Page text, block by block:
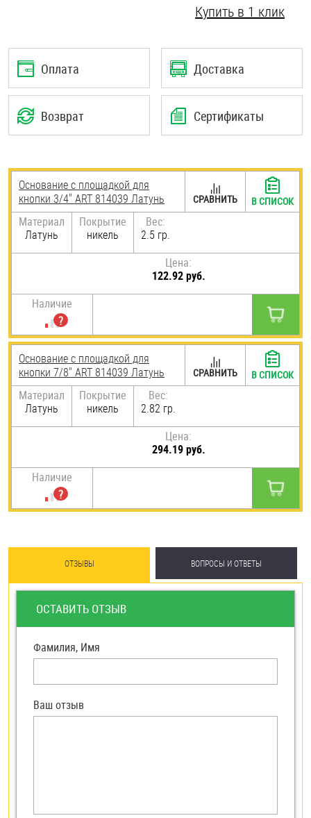
Хомуты
Шайбы
Шпильки
Шплинты
Штифты и пальцы
Купить в 1 клик
Оплата Доставка
Возврат Сертификаты
Основание с площадкой для
кнопки 3/4" ART 814039 Латунь
Материал
Латунь
Покрытие
никель
Вес:
2.5 гр.
Цена:
122.92 руб.
Наличие
СРАВНИТЬ В СПИСОК
Основание с площадкой для
кнопки 7/8" ART 814039 Латунь
Материал
Латунь
Покрытие
никель
Вес:
2.82 гр.
Цена:
294.19 руб.
Наличие
СРАВНИТЬ В СПИСОК
ОТЗЫВЫ ВОПРОСЫ И ОТВЕТЫ
ОСТАВИТЬ ОТЗЫВ
Фамилия, Имя
Ваш отзыв